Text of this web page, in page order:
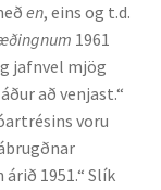
en, eins og t.d.
1961
jafnvel mjög
að venjast.“
voru
1951.“ Slík